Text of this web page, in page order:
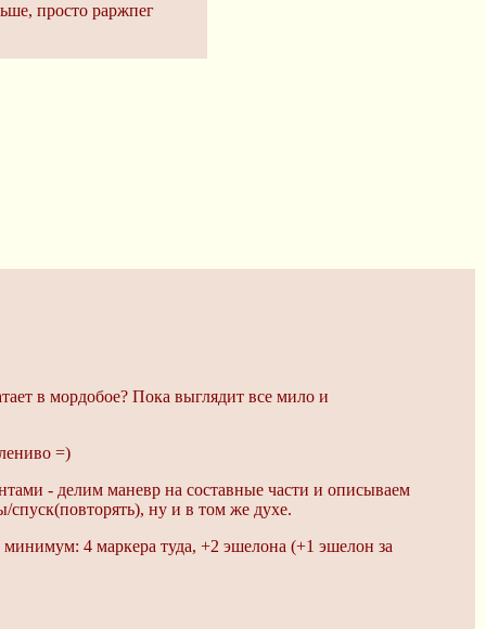
просто раржпег
в мордобое? Пока выглядит все мило и
=)
- делим маневр на составные части и описываем
спуск(повторять), ну и в том же духе.
4 маркера туда, +2 эшелона (+1 эшелон за